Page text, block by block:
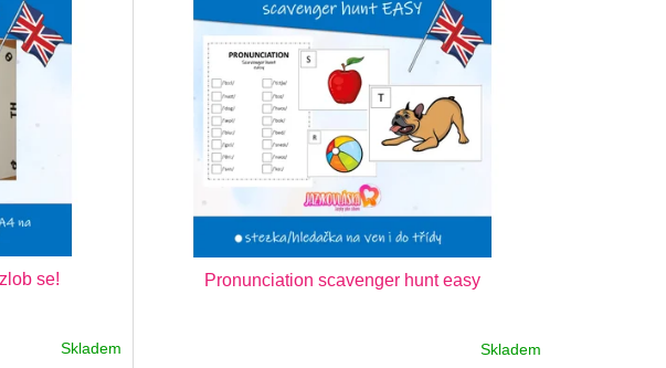
se!
Skladem
Pronunciation scavenger hunt easy
Skladem